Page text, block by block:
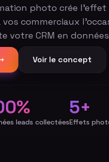
photo crée l'effet
commerciaux
votre CRM en
Voir le concept
leads collectées
5+
Effets